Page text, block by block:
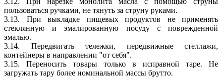
пользоваться ручками, не тянуть за струну руками.
3.13. При выкладке пищевых продуктов не применять
стеклянную и эмалированную посуду с поврежденной
эмалью.
3.14. Передвигать тележки, передвижные стеллажи,
контейнеры в направлении "от себя".
3.15. Переносить товары только в исправной таре. Не
загружать тару более номинальной массы брутто.